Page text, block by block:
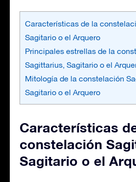
Características de la
Sagitario o el Arquero
Principales estrellas de la
Sagittarius, Sagitario o el
Mitología de la constelación
Sagitario o el Arquero
Características
constelación
Sagitario o el